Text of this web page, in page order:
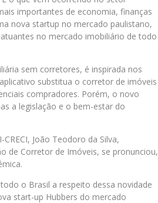
importantes de economia, finanças
nova startup no mercado paulistano,
no mercado imobiliário de todo
sem corretores, é inspirada nos
substitua o corretor de imóveis
compradores. Porém, o novo
a legislação e o bem-estar do
João Teodoro da Silva,
de Corretor de Imóveis, se pronunciou,
o Brasil a respeito dessa novidade
start-up Hubbers do mercado